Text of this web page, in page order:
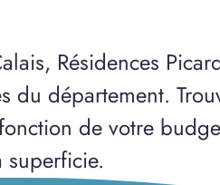
Résidences
du département.
de votre
superficie.